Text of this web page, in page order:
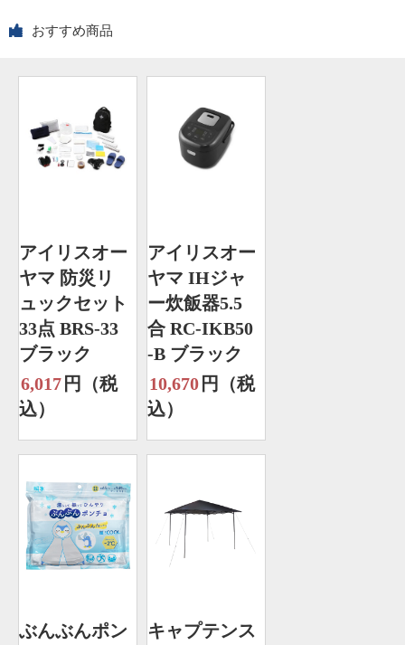
おすすめ商品
アイリスオー
ヤマ 防災リ
ュックセット
33点 BRS-33
ブラック
6,017 円（税
込）
アイリスオー
ヤマ IHジャ
ー炊飯器5.5
合 RC-IKB50
-B ブラック
10,670 円（税
込）
ぶんぶんポン
キャプテンス